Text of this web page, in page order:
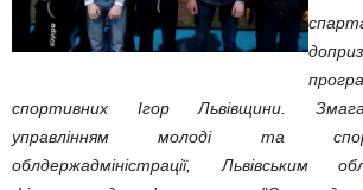
спортивних Ігор Львівщини.
управлінням молоді та
облдержадміністрації, Львівським